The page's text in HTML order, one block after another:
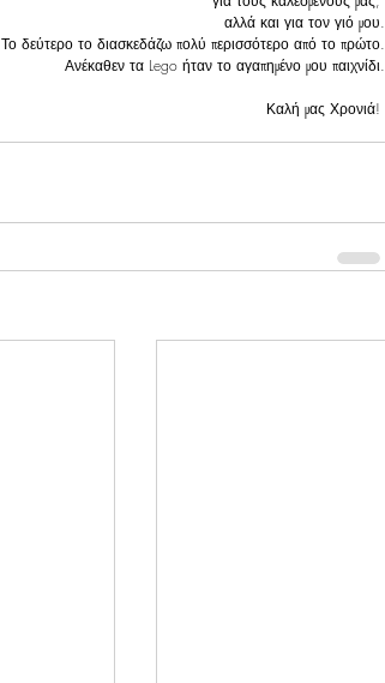
αλλά και για τον γιό μου.
Το δεύτερο το διασκεδάζω πολύ περισσότερο από το πρώτο.
Ανέκαθεν τα Lego ήταν το αγαπημένο μου παιχνίδι.
Καλή μας Χρονιά!